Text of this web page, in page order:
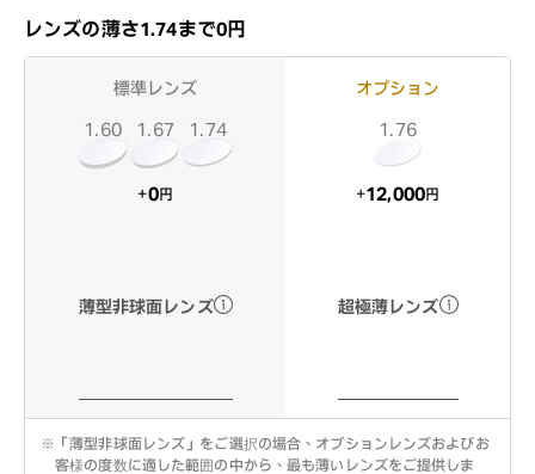
レンズの薄さ1.74まで0円
標準レンズ
1.60 1.67 1.74
+0円
薄型非球面レンズ
オプション
1.76
+12,000円
超極薄レンズ
※
「薄型非球面レンズ」をご選択の場合、オプションレンズおよびお
客様の度数に適した範囲の中から、最も薄いレンズをご提供しま